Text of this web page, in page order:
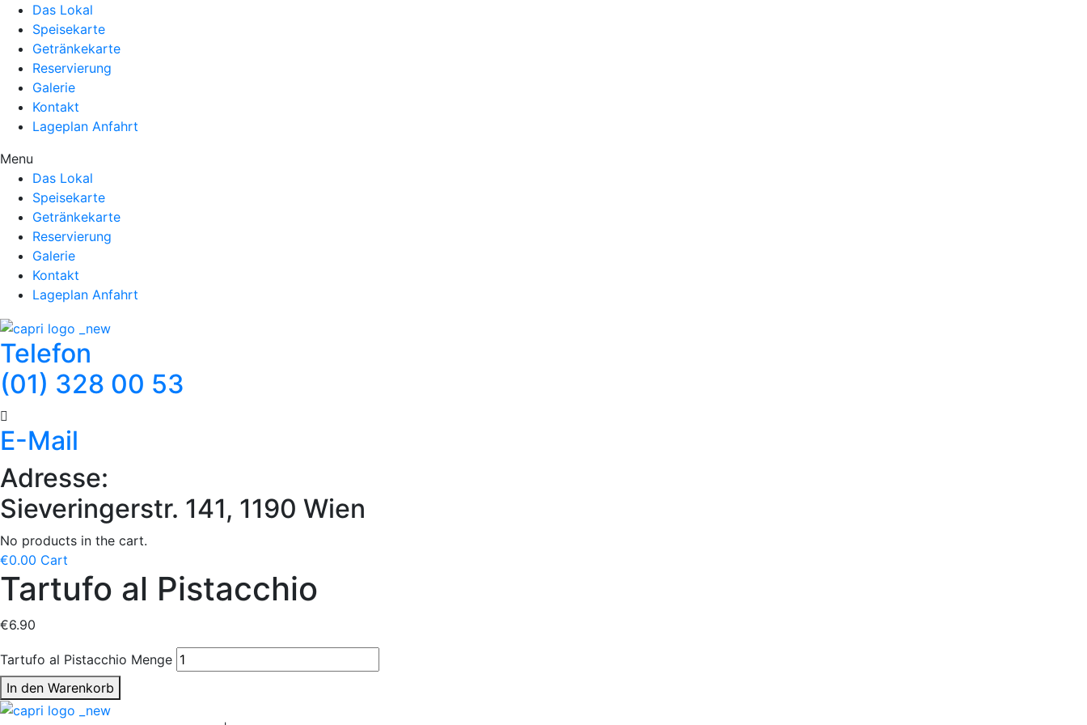
Das Lokal
Speisekarte
Getränkekarte
Reservierung
Galerie
Kontakt
Lageplan Anfahrt
Menu
Das Lokal
Speisekarte
Getränkekarte
Reservierung
Galerie
Kontakt
Lageplan Anfahrt
Telefon
(01) 328 00 53
E-Mail
Adresse:
Sieveringerstr. 141, 1190 Wien
No products in the cart.
€0.00 Cart
Tartufo al Pistacchio
€6.90
Tartufo al Pistacchio Menge
In den Warenkorb